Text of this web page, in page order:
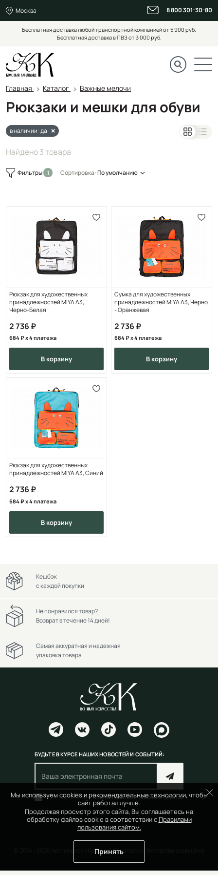
Москва 8 800 301-30-80
Бесплатная доставка любой транспортной компанией от 5 900 руб.
Бесплатная доставка в ПВЗ от 3 000 руб.
Главная Каталог Важные мелочи
Рюкзаки и мешки для обуви
в наличии: да
Найдено 3 товара
Фильтры Сортировка:По умолчанию
Рюкзак для художественных
принадлежностей MIYA А3,
Черно-Белая
2 736
684 x 4 платежа
в корзину
Сумка для художественных
принадлежностей MIYA А3, Черно
- Оранжевая
2 736
684 x 4 платежа
в корзину
Рюкзак для художественных
принадлежностей MIYA А3, Синий
2 736
684 x 4 платежа
в корзину
Мы используем cookies и рекомендательные технологии, чтобы
сайт работал лучше.
Продолжая просмотр этого сайта, Вы соглашаетесь на
обработку файлов cookie в соответствии с Правилами
пользования сайтом.
Принять
Кешбэк
с каждой покупки
Не понравился товар?
Возврат в течение 14 дней!
Самая аккуратная и надежная
упаковка товара
БУДЬТЕ В КУРСЕ НАШИХ НОВОСТЕЙ И СОБЫТИЙ:
Согласен(на) справилами пользования сайтом
© 2014 - 2026 Арт-маркет «Красный Карандаш». Все права защищены